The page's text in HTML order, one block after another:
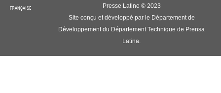
FRANÇAISE
Presse Latine © 2023
Site conçu et développé par le Département de
Développement du Département Technique de Prensa
Latina.